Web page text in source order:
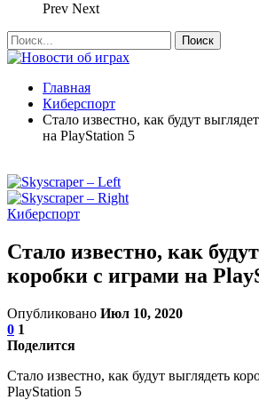
Prev Next
Главная
Киберспорт
Стало известно, как будут
на PlayStation 5
Киберспорт
Стало известно, как
коробки с играми на
Опубликовано Июл 10, 2020
0 1
Поделится
Стало известно, как будут выглядеть
PlayStation 5